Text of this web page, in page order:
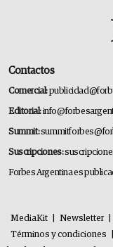
Contactos
Comercial:
Editorial:
Summit:
Suscripciones:
Forbes Argentina es
MediaKit Newsletter
Términos y condiciones